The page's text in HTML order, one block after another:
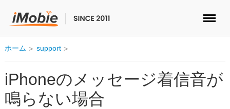
ロック解除&データ復元
データ転送
マルチメディア
ホーム support
iPhoneのメッセージ着信音が
鳴らない場合